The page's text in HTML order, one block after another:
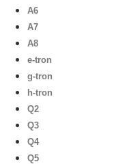
A6
A7
A8
e-tron
g-tron
h-tron
Q2
Q3
Q4
Q5